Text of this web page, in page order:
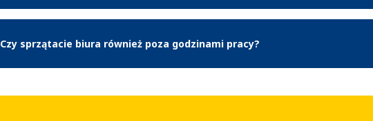
Czy sprzątacie biura również poza godzinami pracy?